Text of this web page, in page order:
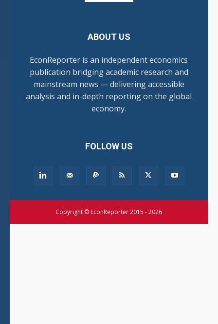
ABOUT US
EconReporter is an independent economics
publication bridging academic research and
mainstream news — delivering accessible
analysis and in-depth reporting on the global
economy.
FOLLOW US
Copyright © EconReporter 2015 - 2026